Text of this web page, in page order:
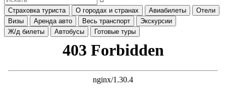
Страховка туриста О городах и странах Авиабилеты
Отели
Визы
Аренда авто Весь транспорт
Экскурсии
Ж/д билеты
Автобусы Готовые туры